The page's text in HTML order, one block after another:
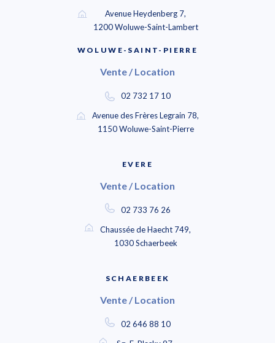
Avenue Heydenberg 7,
1200 Woluwe-Saint-Lambert
WOLUWE-SAINT-PIERRE
Vente / Location
02 732 17 10
Avenue des Frères Legrain 78,
1150 Woluwe-Saint-Pierre
EVERE
Vente / Location
02 733 76 26
Chaussée de Haecht 749,
1030 Schaerbeek
SCHAERBEEK
Vente / Location
02 646 88 10